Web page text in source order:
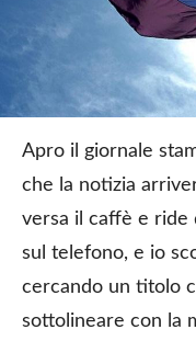
Apro il giornale
che la notizia
versa il caffè e ride
sul telefono, e io
cercando un titolo
sottolineare con la